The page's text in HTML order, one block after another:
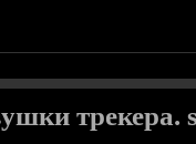
трекера.